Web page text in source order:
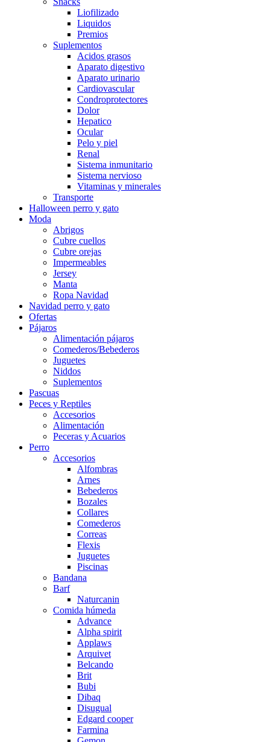
Liofilizado
Liquidos
Premios
Suplementos
Acidos grasos
Aparato digestivo
Aparato urinario
Cardiovascular
Condroprotectores
Dolor
Hepatico
Ocular
Pelo y piel
Renal
Sistema inmunitario
Sistema nervioso
Vitaminas y minerales
Transporte
Halloween perro y gato
Moda
Abrigos
Cubre cuellos
Cubre orejas
Impermeables
Jersey
Manta
Ropa Navidad
Navidad perro y gato
Ofertas
Pájaros
Alimentación pájaros
Comederos/Bebederos
Juguetes
Niddos
Suplementos
Pascuas
Peces y Reptiles
Accesorios
Alimentación
Peceras y Acuarios
Perro
Accesorios
Alfombras
Arnes
Bebederos
Bozales
Collares
Comederos
Correas
Flexis
Juguetes
Piscinas
Bandana
Barf
Naturcanin
Comida húmeda
Advance
Alpha spirit
Applaws
Arquivet
Belcando
Brit
Bubi
Dibaq
Disugual
Edgard cooper
Farmina